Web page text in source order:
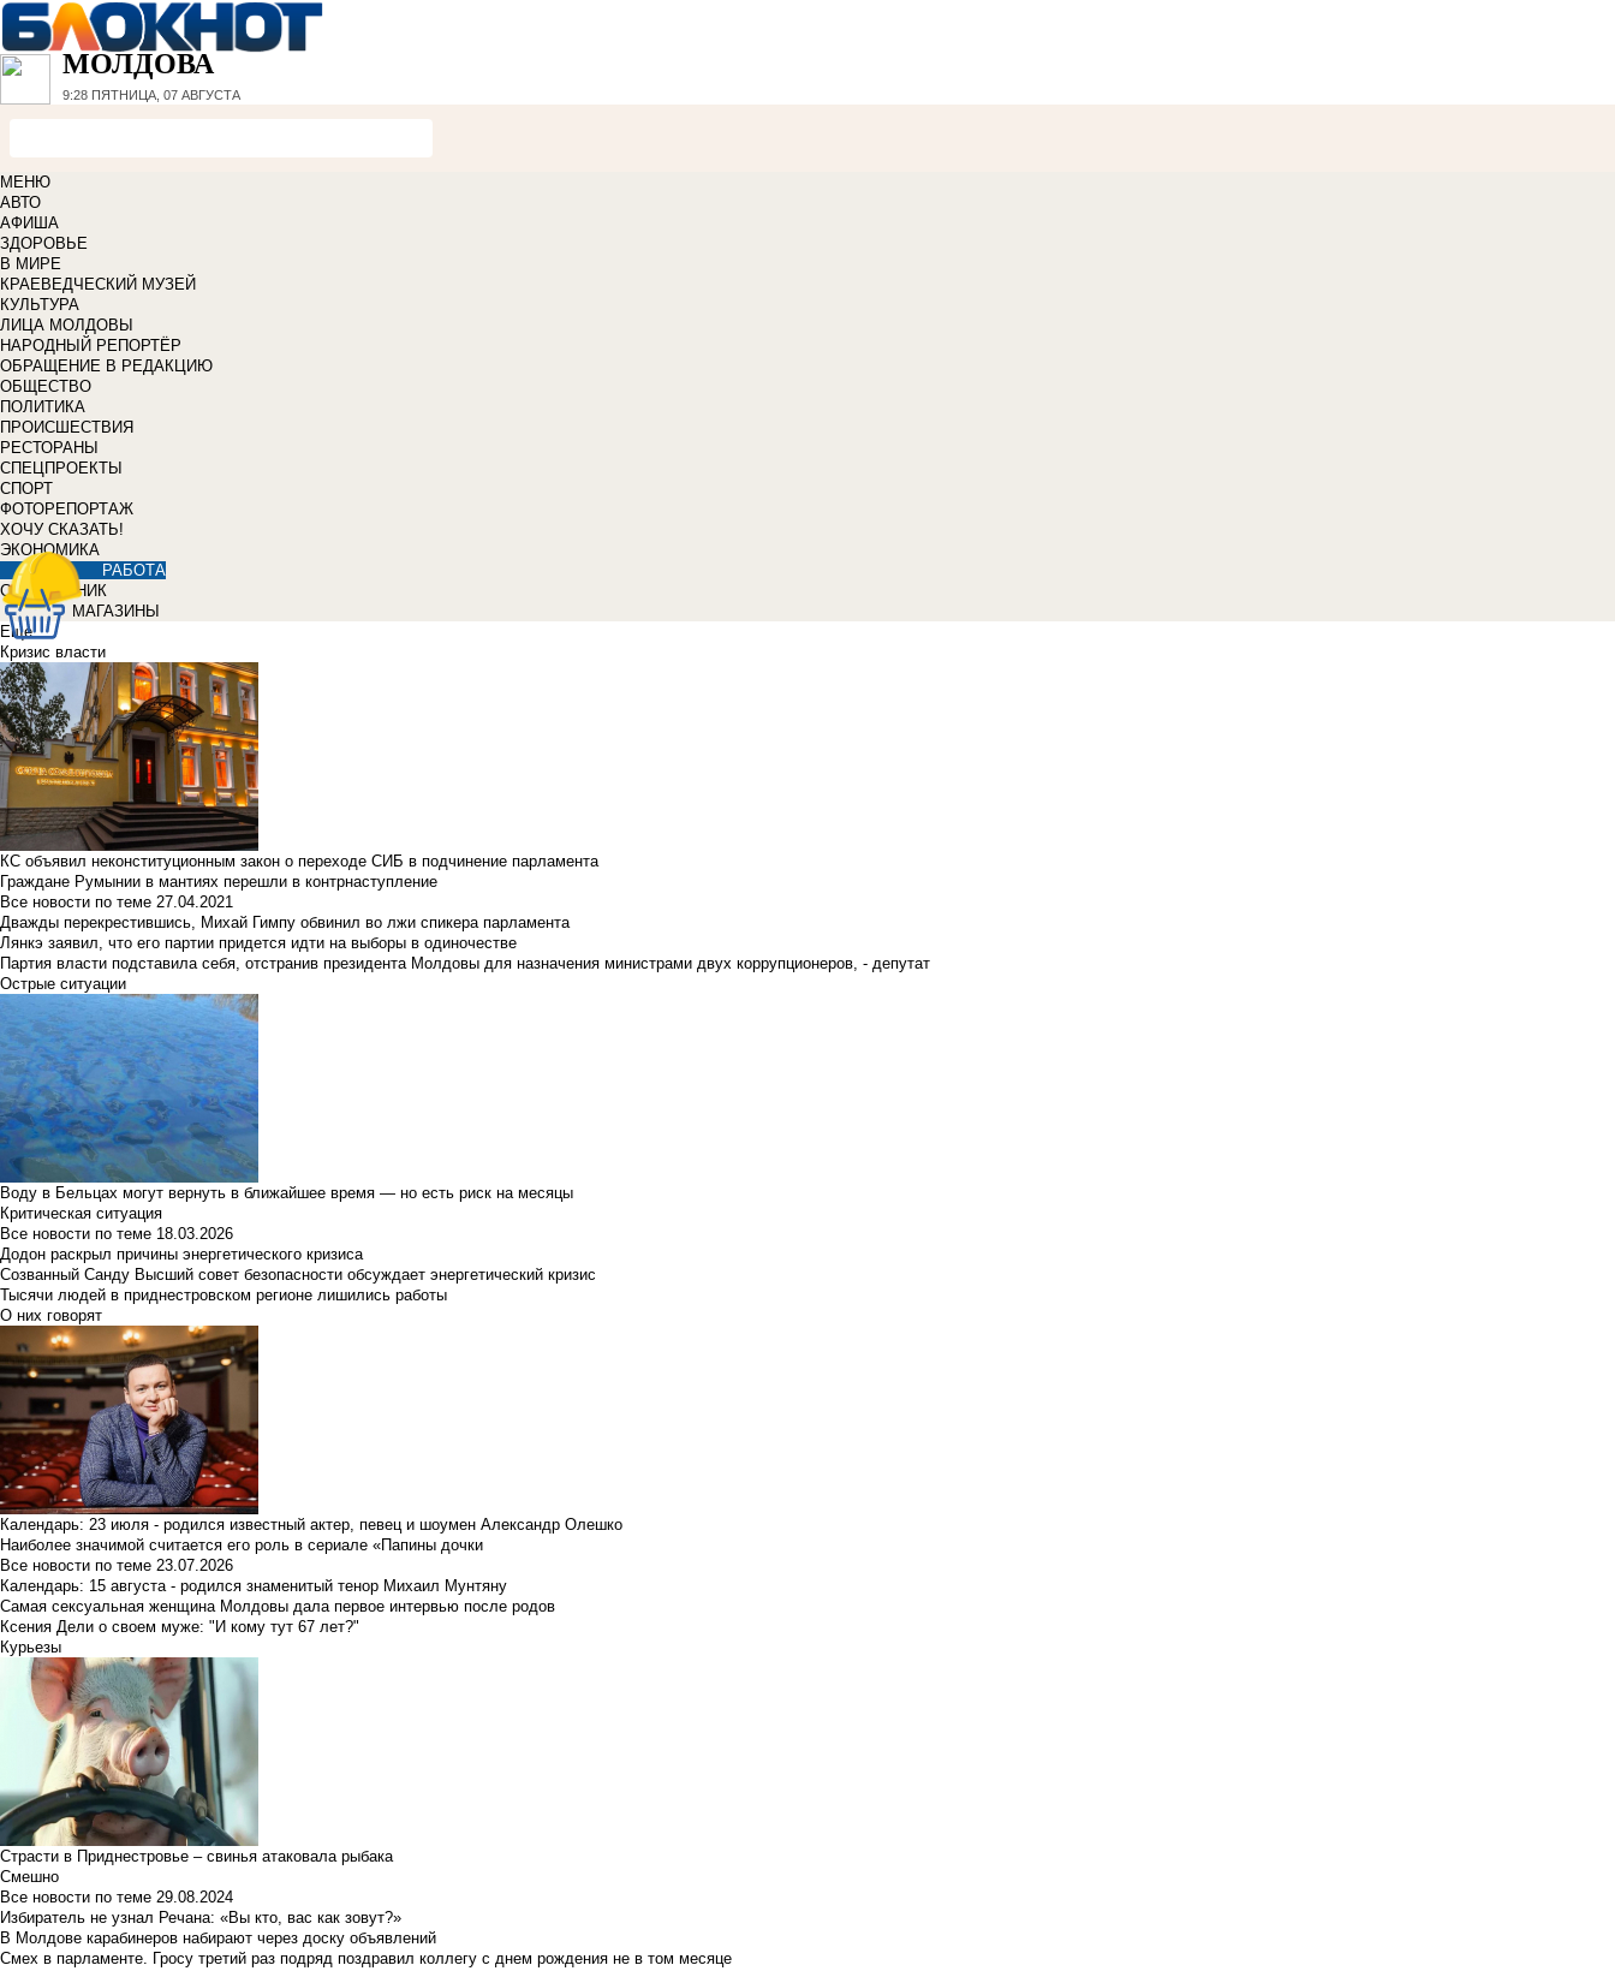
МОЛДОВА
9:28 ПЯТНИЦА, 07 АВГУСТА
МЕНЮ
АВТО
АФИША
ЗДОРОВЬЕ
В МИРЕ
КРАЕВЕДЧЕСКИЙ МУЗЕЙ
КУЛЬТУРА
ЛИЦА МОЛДОВЫ
НАРОДНЫЙ РЕПОРТЁР
ОБРАЩЕНИЕ В РЕДАКЦИЮ
ОБЩЕСТВО
ПОЛИТИКА
ПРОИСШЕСТВИЯ
РЕСТОРАНЫ
СПЕЦПРОЕКТЫ
СПОРТ
ФОТОРЕПОРТАЖ
ХОЧУ СКАЗАТЬ!
ЭКОНОМИКА
РАБОТА
СПРАВОЧНИК
МАГАЗИНЫ
Еще
Кризис власти
КС объявил неконституционным закон о переходе СИБ в подчинение парламента
Граждане Румынии в мантиях перешли в контрнаступление
Все новости по теме 27.04.2021
Дважды перекрестившись, Михай Гимпу обвинил во лжи спикера парламента
Лянкэ заявил, что его партии придется идти на выборы в одиночестве
Партия власти подставила себя, отстранив президента Молдовы для назначения министрами двух коррупционеров, - депутат
Острые ситуации
Воду в Бельцах могут вернуть в ближайшее время — но есть риск на месяцы
Критическая ситуация
Все новости по теме 18.03.2026
Додон раскрыл причины энергетического кризиса
Созванный Санду Высший совет безопасности обсуждает энергетический кризис
Тысячи людей в приднестровском регионе лишились работы
О них говорят
Календарь: 23 июля - родился известный актер, певец и шоумен Александр Олешко
Наиболее значимой считается его роль в сериале «Папины дочки
Все новости по теме 23.07.2026
Календарь: 15 августа - родился знаменитый тенор Михаил Мунтяну
Самая сексуальная женщина Молдовы дала первое интервью после родов
Ксения Дели о своем муже: "И кому тут 67 лет?"
Курьезы
Страсти в Приднестровье – свинья атаковала рыбака
Смешно
Все новости по теме 29.08.2024
Избиратель не узнал Речана: «Вы кто, вас как зовут?»
В Молдове карабинеров набирают через доску объявлений
Смех в парламенте. Гросу третий раз подряд поздравил коллегу с днем рождения не в том месяце